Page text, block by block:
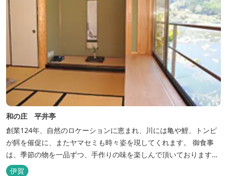
和の庄 平井亭
創業124年、自然のロケーションに恵まれ、川には亀や鯉、トンビ
が餌を催促に、またヤマセミも時々姿を現してくれます。 御食事
は、季節の物を一品ずつ、手作りの味を楽しんで頂いております。
（宿泊一日一組）
伊賀